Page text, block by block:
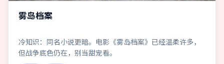
雾岛档案
冷知识：同名小说更暗。电影《雾岛档案》已经温柔许多，
但战争底色仍在，别当甜宠看。